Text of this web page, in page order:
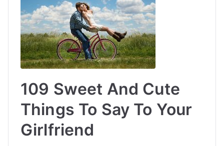
109 Sweet And Cute
Things To Say To Your
Girlfriend